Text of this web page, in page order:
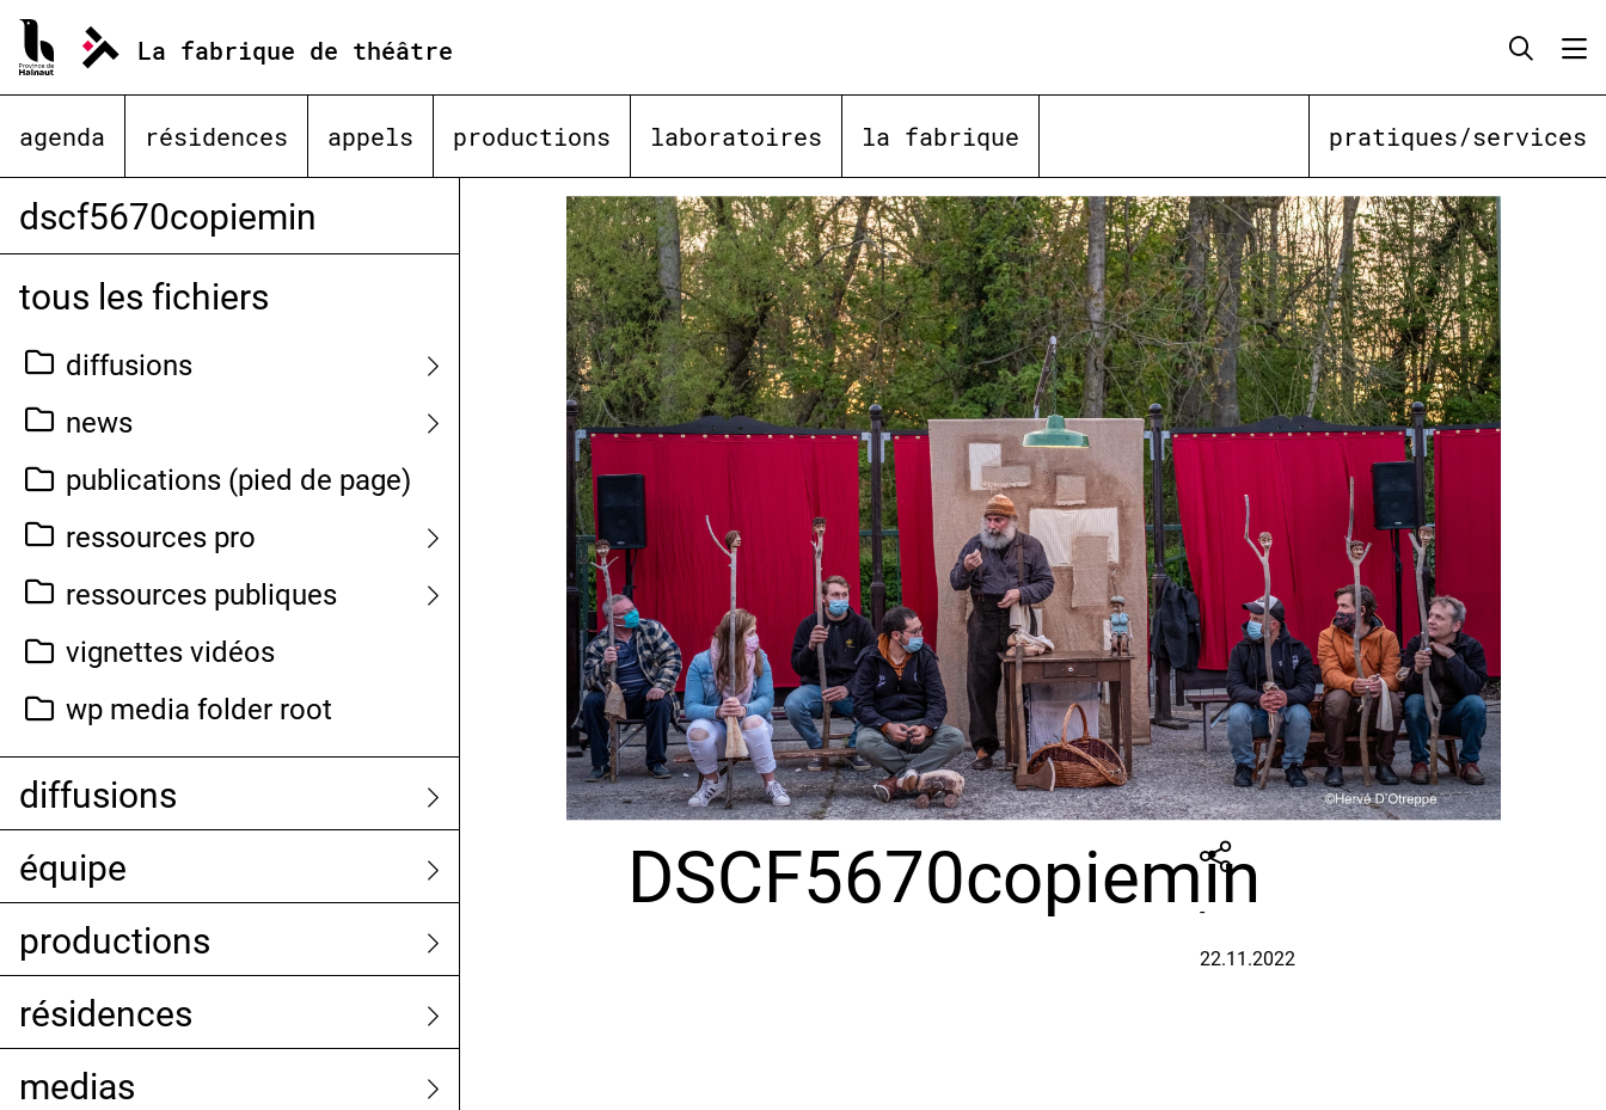
contenu
La fabrique de théâtre
agenda résidences appels productions laboratoires la fabrique pratiques/services
dscf5670copiemin
tous les fichiers
diffusions
news
publications (pied de page)
ressources pro
ressources publiques
vignettes vidéos
wp media folder root
diffusions
équipe
productions
résidences
medias
DSCF5670copiemin
-
22.11.2022